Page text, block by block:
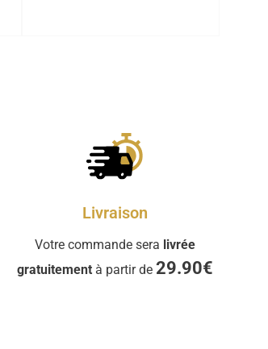
Livraison
Votre commande sera livrée
gratuitementà partir de 29.90€